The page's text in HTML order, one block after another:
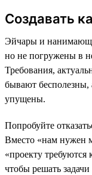
Создавать
Эйчары и
но не погружены в
Требования,
бывают
упущены.
Попробуйте
Вместо «нам нужен
«проекту
чтобы решать